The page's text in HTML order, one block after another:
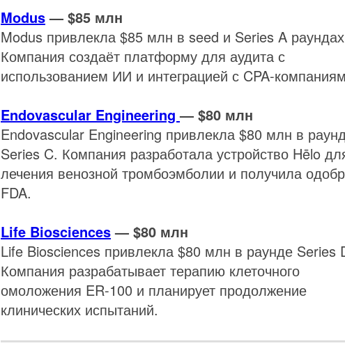
Modus— $85 млн
Modus привлекла $85 млн в seed и Series A
Компания создаёт платформу для аудита с
использованием ИИ и интеграцией с CPA-
Endovascular Engineering— $80 млн
Endovascular Engineering привлекла $80 млн в
Series C. Компания разработала устройство Hēlo
лечения венозной тромбоэмболии и получила
FDA.
Life Biosciences— $80 млн
Life Biosciences привлекла $80 млн в раунде Series
Компания разрабатывает терапию клеточного
омоложения ER-100 и планирует продолжение
клинических испытаний.